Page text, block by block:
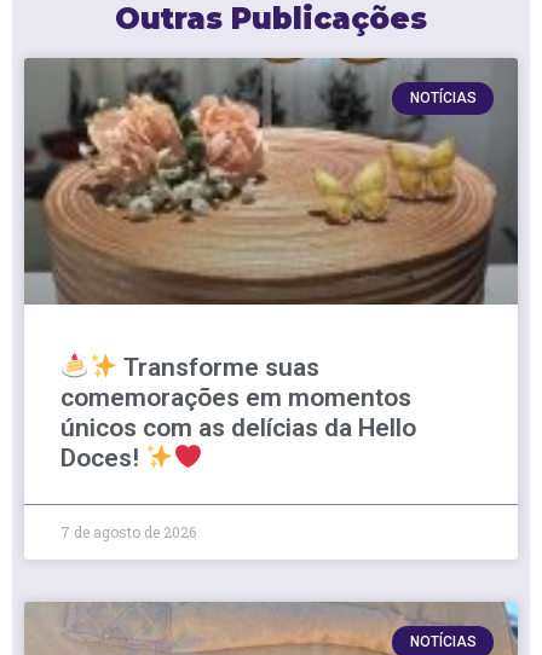
Outras Publicações
NOTÍCIAS
Transforme suas
comemorações em momentos
únicos com as delícias da Hello
Doces!
7 de agosto de 2026
NOTÍCIAS